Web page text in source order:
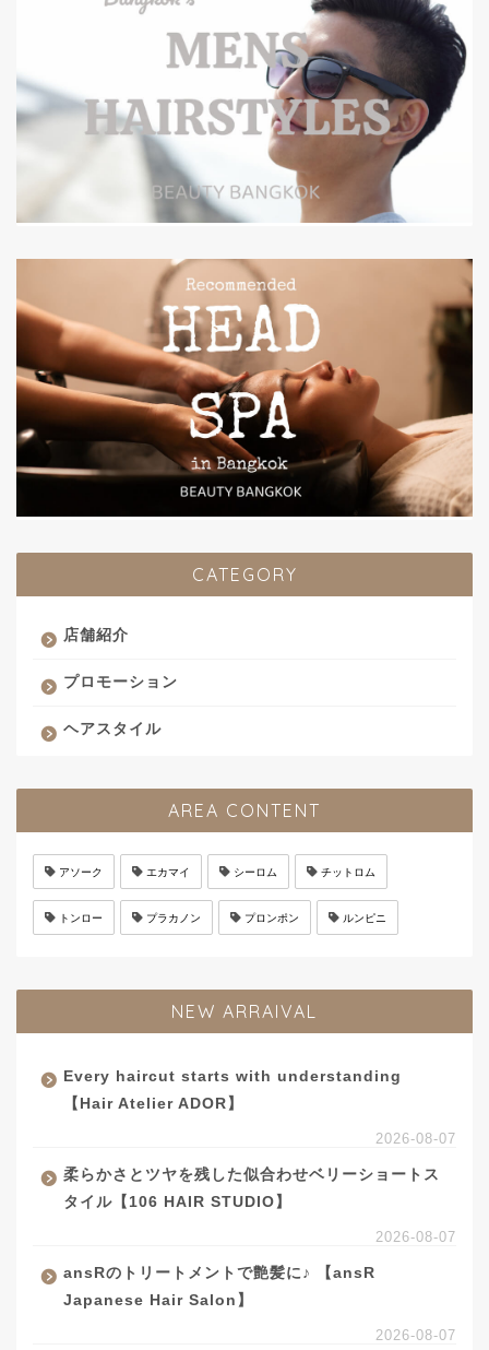
CATEGORY
店舗紹介
プロモーション
ヘアスタイル
AREA CONTENT
アソーク エカマイ シーロム チットロム
トンロー プラカノン プロンポン ルンピニ
NEW ARRAIVAL
Every haircut starts with understanding
【Hair Atelier ADOR】
2026-08-07
柔らかさとツヤを残した似合わせベリーショートス
タイル【106 HAIR STUDIO】
2026-08-07
ansRのトリートメントで艶髪に♪ 【ansR
Japanese Hair Salon】
2026-08-07